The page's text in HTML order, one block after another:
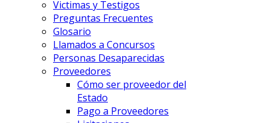
Victimas y Testigos
Preguntas Frecuentes
Glosario
Llamados a Concursos
Personas Desaparecidas
Proveedores
Cómo ser proveedor del
Estado
Pago a Proveedores